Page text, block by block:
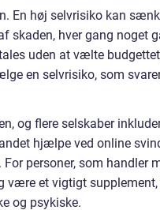
En høj selvrisiko kan
skaden, hver gang
uden at vælte
en selvrisiko, som
og flere selskaber
hjælpe ved online
personer, som handler
være et vigtigt
og psykiske.